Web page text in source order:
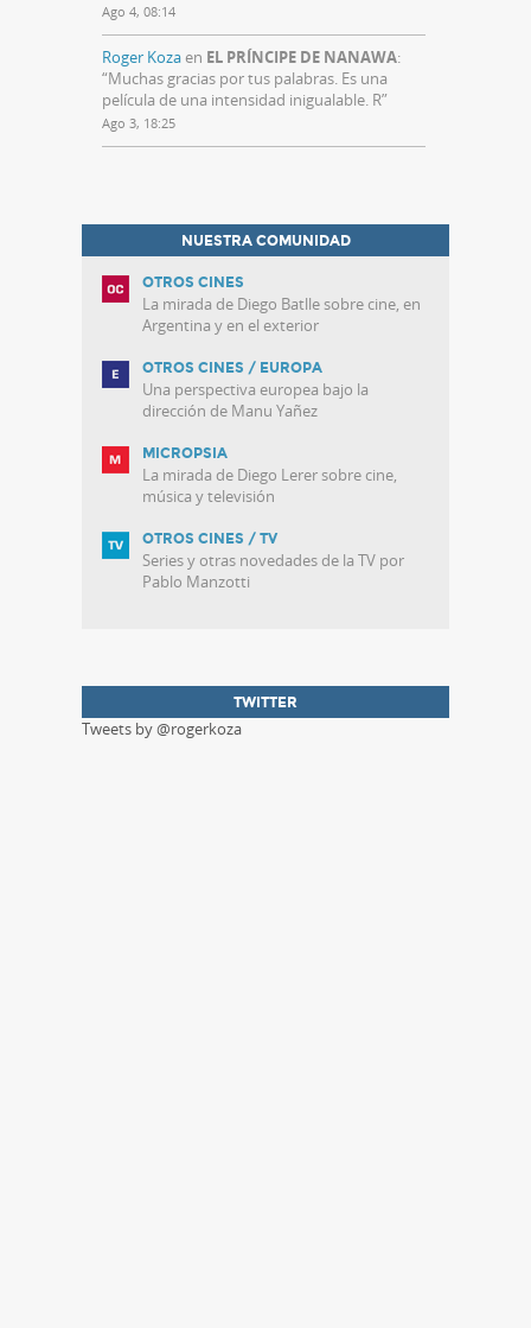
Ago 4, 08:14
Roger Kozaen EL PRÍNCIPE DE NANAWA:
“Muchas gracias por tus palabras. Es una
película de una intensidad inigualable. R”
Ago 3, 18:25
NUESTRA COMUNIDAD
OTROS CINES
La mirada de Diego Batlle sobre cine, en
Argentina y en el exterior
OTROS CINES / EUROPA
Una perspectiva europea bajo la
dirección de Manu Yañez
MICROPSIA
La mirada de Diego Lerer sobre cine,
música y televisión
OTROS CINES / TV
Series y otras novedades de la TV por
Pablo Manzotti
TWITTER
Tweets by @rogerkoza